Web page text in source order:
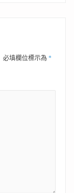
必填欄位標示為 *